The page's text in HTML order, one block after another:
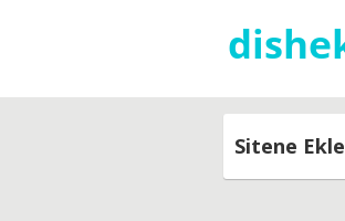
Sitene Ekle